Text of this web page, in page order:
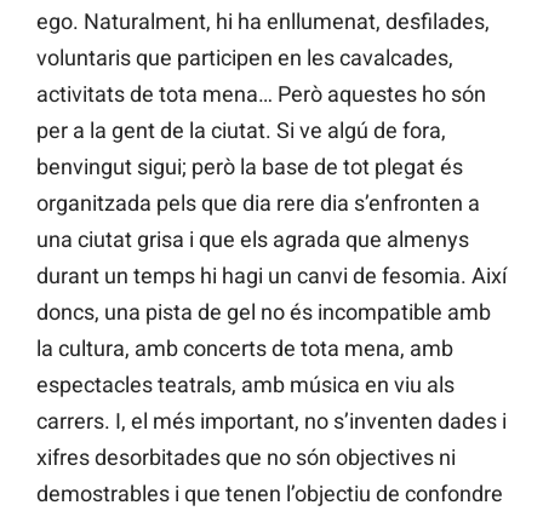
ego. Naturalment, hi ha enllumenat, desfilades,
voluntaris que participen en les cavalcades,
activitats de tota mena… Però aquestes ho són
per a la gent de la ciutat. Si ve algú de fora,
benvingut sigui; però la base de tot plegat és
organitzada pels que dia rere dia s’enfronten a
una ciutat grisa i que els agrada que almenys
durant un temps hi hagi un canvi de fesomia. Així
doncs, una pista de gel no és incompatible amb
la cultura, amb concerts de tota mena, amb
espectacles teatrals, amb música en viu als
carrers. I, el més important, no s’inventen dades i
xifres desorbitades que no són objectives ni
demostrables i que tenen l’objectiu de confondre